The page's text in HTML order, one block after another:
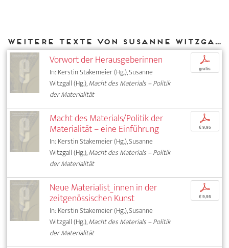
Weitere Texte von Susanne Witzgall bei DIAPHANES
Vorwort der Herausgeberinnen
In: Kerstin Stakemeier (Hg.), Susanne
Witzgall (Hg.),Macht des Materials – Politik
der Materialität
p
gratis
Macht des Materials/Politik der
Materialität – eine Einführung
In: Kerstin Stakemeier (Hg.), Susanne
Witzgall (Hg.),Macht des Materials – Politik
der Materialität
p
€ 9,95
Neue Materialist_innen in der
zeitgenössischen Kunst
In: Kerstin Stakemeier (Hg.), Susanne
Witzgall (Hg.),Macht des Materials – Politik
der Materialität
p
€ 9,95